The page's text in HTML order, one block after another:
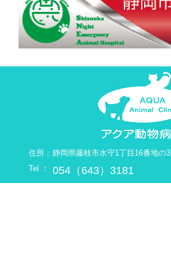
住所： 静岡県藤枝市水守1丁目16番地の3
Tel ：
054（643）3181